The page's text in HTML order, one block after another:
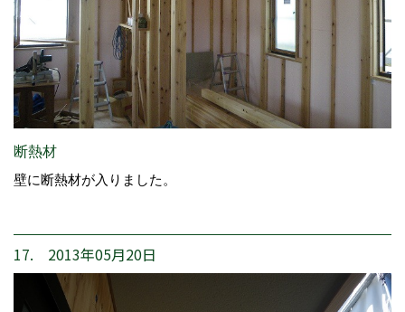
断熱材
壁に断熱材が入りました。
17. 2013年05月20日